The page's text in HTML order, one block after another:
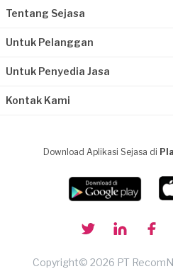
Tentang Sejasa
Untuk Pelanggan
Untuk Penyedia Jasa
Kontak Kami
Download Aplikasi Sejasa di
Copyright© 2026 PT